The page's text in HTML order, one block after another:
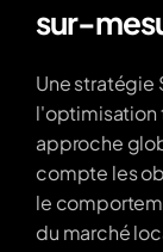
sur-
Une stratégie
l'optimisation
approche
compte les
le
du marché